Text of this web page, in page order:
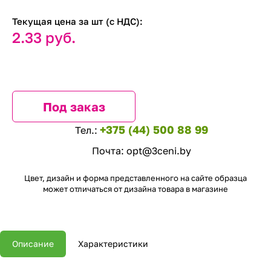
Текущая цена за шт (с НДС):
2.33 руб.
Под заказ
Тел.: +375 (44) 500 88 99
Почта: opt@3ceni.by
Цвет, дизайн и форма представленного на сайте образца
может отличаться от дизайна товара в магазине
Описание Характеристики